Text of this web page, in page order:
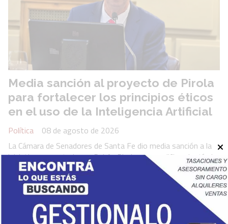
Media sanción al proyecto de Pirola
para fortalecer los principios éticos
en el uso de la Inteligencia Artificial
Política
08 de agosto de 2026
La Cámara de Senadores de Santa Fe dio media sanción a la
iniciativa presentada por Rubén Pirola que modifica el artículo
12 de la Ley 14.256 e incorpora la adhesión provincial a la
Recomendación sobre la Ética de la Inteligencia Artificial de la
UNESCO. El proyecto suma estándares internacionales
vinculados con derechos humanos, privacidad, transparencia,
responsabilidad y equidad y avanza en consonancia con los